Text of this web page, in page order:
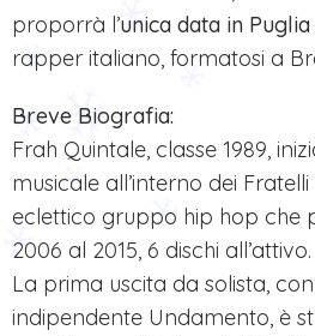
proporrà l’unica data in Puglia
rapper italiano, formatosi a
Breve Biografia:
Frah Quintale, classe 1989,
musicale all’interno dei
eclettico gruppo hip hop che
2006 al 2015, 6 dischi all’attivo.
La prima uscita da solista, con
indipendente Undamento, è